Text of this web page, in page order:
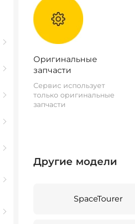
Оригинальные
запчасти
Сервис использует
только оригинальные
запчасти
Другие модели
SpaceTourer